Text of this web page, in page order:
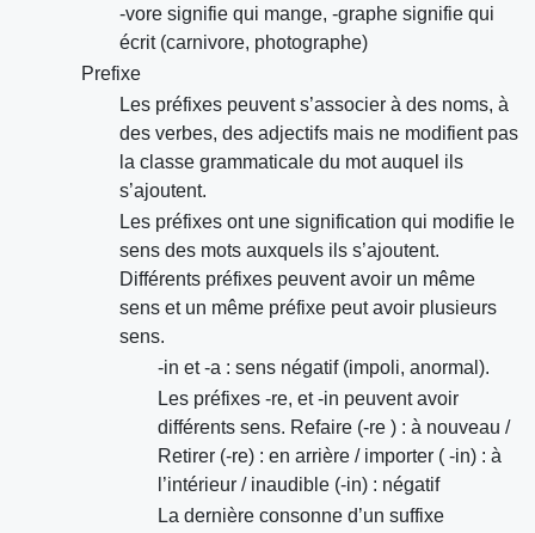
-vore signifie qui mange, -graphe signifie qui
écrit (carnivore, photographe)
Prefixe
Les préfixes peuvent s’associer à des noms, à
des verbes, des adjectifs mais ne modifient pas
la classe grammaticale du mot auquel ils
s’ajoutent.
Les préfixes ont une signification qui modifie le
sens des mots auxquels ils s’ajoutent.
Différents préfixes peuvent avoir un même
sens et un même préfixe peut avoir plusieurs
sens.
-in et -a : sens négatif (impoli, anormal).
Les préfixes -re, et -in peuvent avoir
différents sens. Refaire (-re ) : à nouveau /
Retirer (-re) : en arrière / importer ( -in) : à
l’intérieur / inaudible (-in) : négatif
La dernière consonne d’un suffixe